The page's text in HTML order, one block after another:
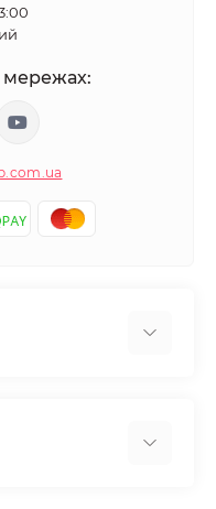
мережах: